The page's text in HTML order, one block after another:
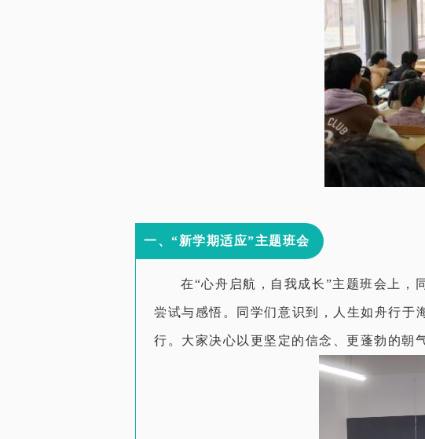
一、“新学期适应”主题班会
在“心舟启航，自我成长”主题班会上，
尝试与感悟。同学们意识到，人生如舟行于
行。大家决心以更坚定的信念、更蓬勃的朝